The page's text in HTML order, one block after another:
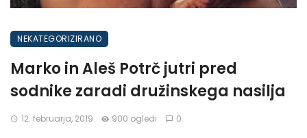
NEKATEGORIZIRANO
Marko in Aleš Potrč jutri pred
sodnike zaradi družinskega nasilja
12. februarja, 2019 900 ogledi 0